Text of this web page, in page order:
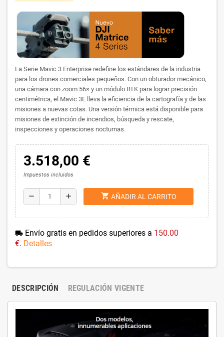
La Serie Mavic 3 Enterprise redefine los estándares de la industria
para los drones comerciales pequeños. Con un obturador mecánico,
una cámara con zoom 56× y un módulo RTK para lograr precisión
centimétrica, el Mavic 3E lleva la eficiencia de la cartografía y de las
misiones a nuevas cotas. Una versión térmica está disponible para
misiones de extinción de incendios, búsqueda y rescate,
inspecciones y operaciones nocturnas.
3.518,00 €
Impuestos incluidos
remove add shopping_cart AÑADIR AL CARRITO
local_shipping Envío gratis en pedidos superiores a 150.00
€. Detalles
DESCRIPCIÓN REGULACIÓN VIGENTE